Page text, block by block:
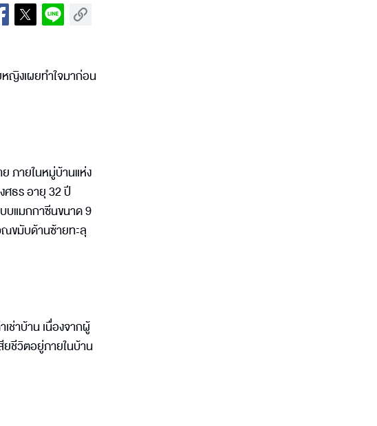
ญิงเผยทำใจมาก่อน
ภายในหมู่บ้านแห่ง
ศธร อายุ 32 ปี
บแมกกาซีนขนาด 9
ขมับด้านซ้ายทะลุ
ช่าบ้าน เนื่องจากผู้
ยชีวิตอยู่ภายในบ้าน